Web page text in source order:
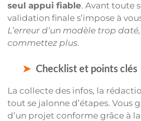
seul appui fiable. Avant toute
validation finale s’impose à
L’erreur d’un modèle trop
commettez plus.
Checklist et points clés
La collecte des infos, la
tout se jalonne d’étapes. Vous
d’un projet conforme grâce à